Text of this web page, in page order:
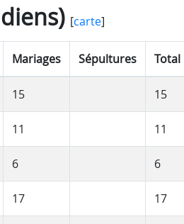
[carte]
Mariages Sépultures Total
15 15
11 11
6 6
17 17